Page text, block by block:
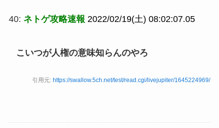
40: ネトゲ攻略速報 2022/02/19(土) 08:02:07.05
こいつが人権の意味知らんのやろ
引用元: https://swallow.5ch.net/test/read.cgi/livejupiter/1645224969/